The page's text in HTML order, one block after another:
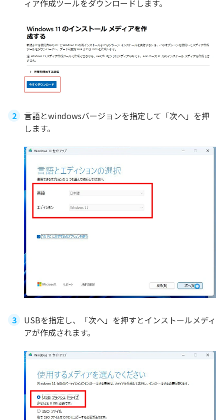
ィア作成ツールをダウンロードします。
言語とwindowsバージョンを指定して「次へ」を押
します。
USBを指定し、「次へ」を押すとインストールメディ
アが作成されます。